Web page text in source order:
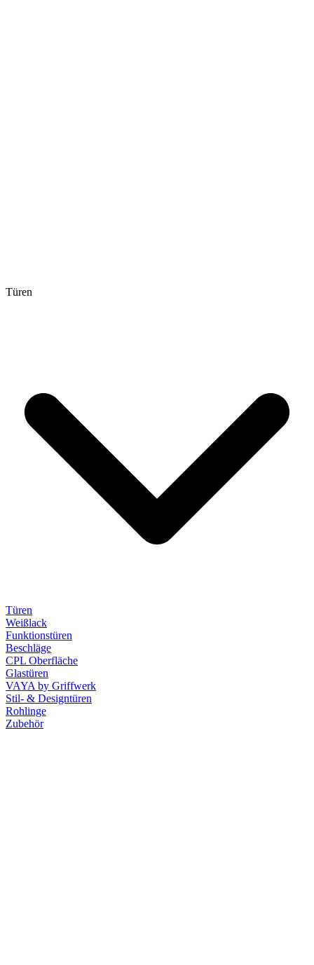
Türen
Türen
Weißlack
Funktionstüren
Beschläge
CPL Oberfläche
Glastüren
VAYA by Griffwerk
Stil- & Designtüren
Rohlinge
Zubehör